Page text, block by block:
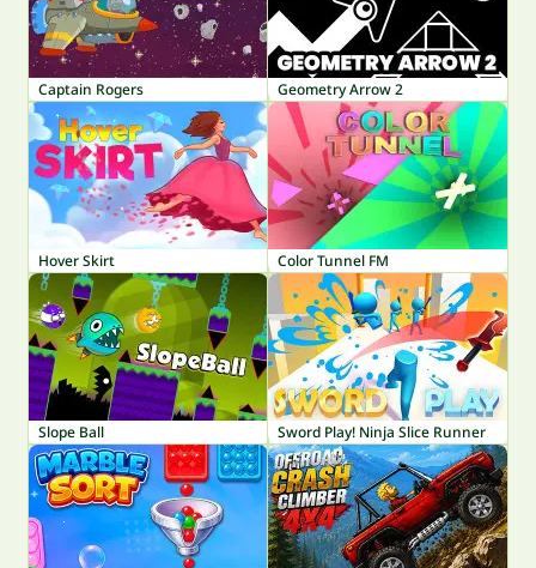
Captain Rogers Geometry Arrow 2
Hover Skirt Color Tunnel FM
Slope Ball Sword Play! Ninja Slice Runner